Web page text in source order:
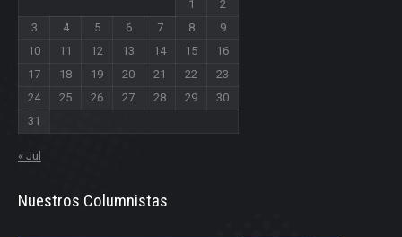
1
2
3
4 5 6 7 8
9
10
11 12 13 14 15
16
17
18 19 20 21 22
23
24
25 26 27 28 29
30
31
« Jul
Nuestros Columnistas